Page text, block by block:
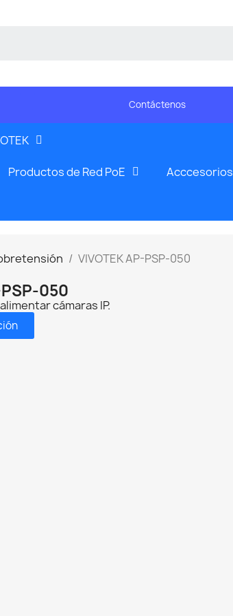
Contáctenos
Productos de Red PoE Acccesorios
VIVOTEK AP-PSP-050
050
cámaras IP.